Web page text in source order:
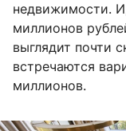
недвижимости.
миллионов
выглядит почти
встречаются
миллионов.